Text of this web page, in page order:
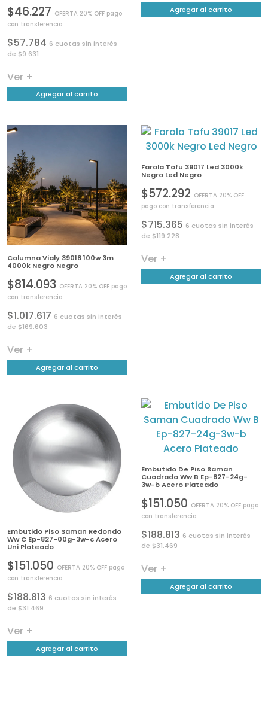
$46.227 OFERTA 20% OFF pago
con transferencia
$57.784 6 cuotas sin interés
de $9.631
Ver +
Agregar al carrito
Agregar al carrito
Columna Vialy 39018 100w 3m
4000k Negro Negro
$814.093 OFERTA 20% OFF pago
con transferencia
$1.017.617 6 cuotas sin interés
de $169.603
Ver +
Agregar al carrito
Farola Tofu 39017 Led 3000k
Negro Led Negro
$572.292 OFERTA 20% OFF
pago con transferencia
$715.365 6 cuotas sin interés
de $119.228
Ver +
Agregar al carrito
Embutido Piso Saman Redondo
Ww C Ep-827-00g-3w-c Acero
Uni Plateado
$151.050 OFERTA 20% OFF pago
con transferencia
$188.813 6 cuotas sin interés
de $31.469
Ver +
Agregar al carrito
Embutido De Piso Saman
Cuadrado Ww B Ep-827-24g-
3w-b Acero Plateado
$151.050 OFERTA 20% OFF pago
con transferencia
$188.813 6 cuotas sin interés
de $31.469
Ver +
Agregar al carrito